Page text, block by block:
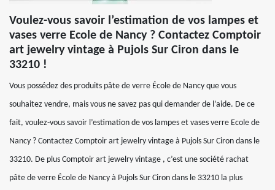
Voulez-vous savoir l’estimation de vos lampes et
vases verre Ecole de Nancy ? Contactez Comptoir
art jewelry vintage à Pujols Sur Ciron dans le
33210 !
Vous possédez des produits pâte de verre École de Nancy que vous
souhaitez vendre, mais vous ne savez pas qui demander de l’aide. De ce
fait, voulez-vous savoir l’estimation de vos lampes et vases verre Ecole de
Nancy ? Contactez Comptoir art jewelry vintage à Pujols Sur Ciron dans le
33210. De plus Comptoir art jewelry vintage , c’est une société rachat
pâte de verre École de Nancy à Pujols Sur Ciron dans le 33210 la plus